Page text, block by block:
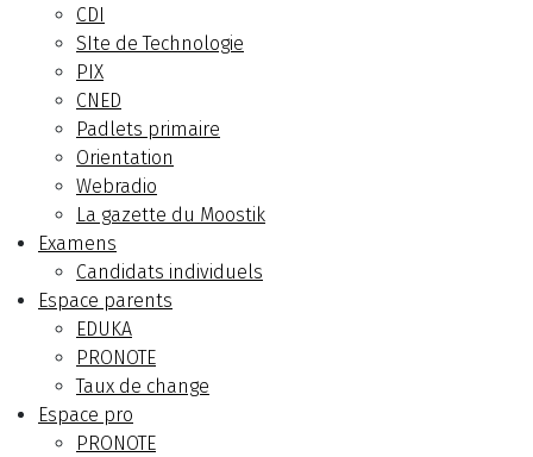
CDI
SIte de Technologie
PIX
CNED
Padlets primaire
Orientation
Webradio
La gazette du Moostik
Examens
Candidats individuels
Espace parents
EDUKA
PRONOTE
Taux de change
Espace pro
PRONOTE